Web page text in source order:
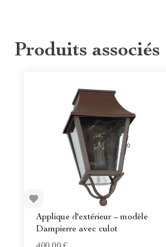
Produits associés
Applique d'extérieur – modèle
Dampierre avec culot